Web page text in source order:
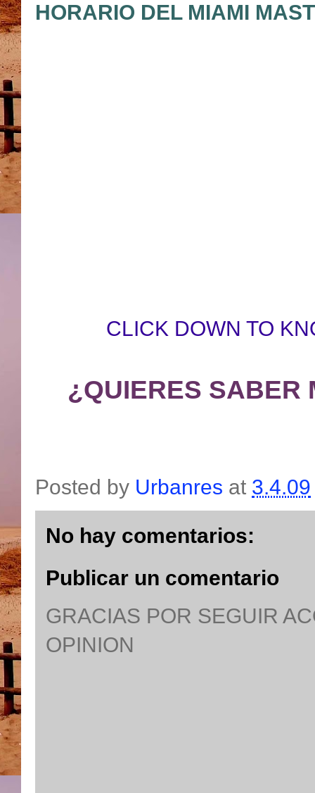
HORARIO DEL MIAMI
CLICK DOWN TO
¿QUIERES SABER
Posted by Urbanres at 3.4.09
No hay comentarios:
Publicar un comentario
GRACIAS POR SEGUIR
OPINION